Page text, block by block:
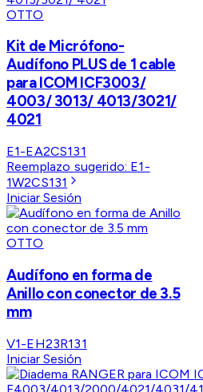
OTTO
Kit de Micrófono-
Audífono PLUS de 1 cable
para ICOM ICF3003/
4003/ 3013/ 4013/3021/
4021
E1-EA2CS131
Reemplazo sugerido: E1-
1W2CS131
Iniciar Sesión
OTTO
Audífono en forma de
Anillo con conector de 3.5
mm
V1-EH23R131
Iniciar Sesión